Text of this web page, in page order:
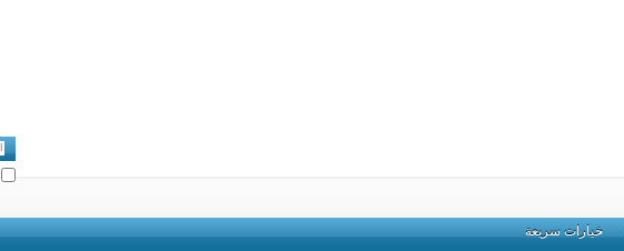
خيارات سريعة